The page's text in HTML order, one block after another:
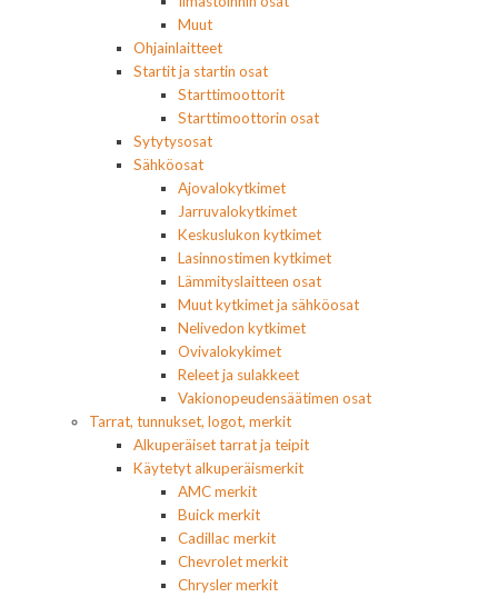
Muut
Ohjainlaitteet
Startit ja startin osat
Starttimoottorit
Starttimoottorin osat
Sytytysosat
Sähköosat
Ajovalokytkimet
Jarruvalokytkimet
Keskuslukon kytkimet
Lasinnostimen kytkimet
Lämmityslaitteen osat
Muut kytkimet ja sähköosat
Nelivedon kytkimet
Ovivalokykimet
Releet ja sulakkeet
Vakionopeudensäätimen osat
Tarrat, tunnukset, logot, merkit
Alkuperäiset tarrat ja teipit
Käytetyt alkuperäismerkit
AMC merkit
Buick merkit
Cadillac merkit
Chevrolet merkit
Chrysler merkit